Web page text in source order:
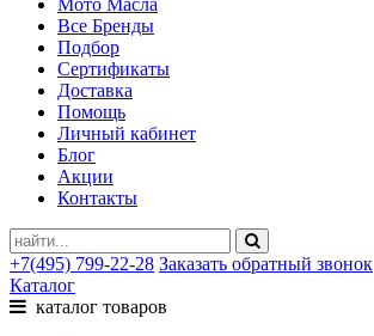
Мото Масла
Все Бренды
Подбор
Сертификаты
Доставка
Помощь
Личный кабинет
Блог
Акции
Контакты
+7(495) 799-22-28 Заказать обратный звонок
Каталог
каталог товаров